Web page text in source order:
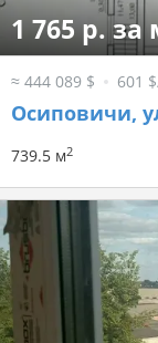
1 765 р. за
≈ 444 089 $ 601
Осиповичи,
739.5 м2